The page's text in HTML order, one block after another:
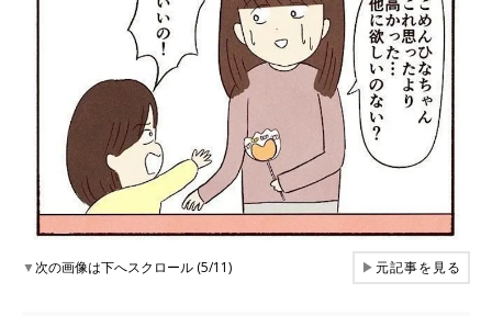
▼次の画像は下へスクロール (5/11) ▶元記事を見る